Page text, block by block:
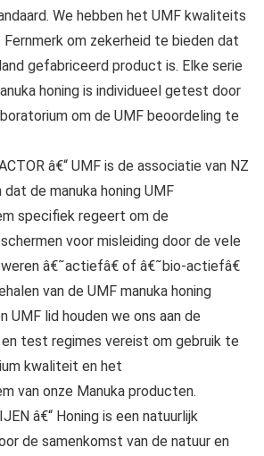
We hebben het UMF kwaliteits
om zekerheid te bieden dat
gefabriceerd product is. Elke serie
honing is individueel getest door
om de UMF beoordeling te
â€“ UMF is de associatie van NZ
de manuka honing UMF
specifiek regeert om de
voor misleiding door de vele
â€˜actiefâ€ of â€˜bio-actiefâ€
van de UMF manuka honing
UMF lid houden we ons aan de
test regimes vereist om gebruik te
kwaliteit en het
van onze Manuka producten.
â€“ Honing is een natuurlijk
de samenkomst van de natuur en